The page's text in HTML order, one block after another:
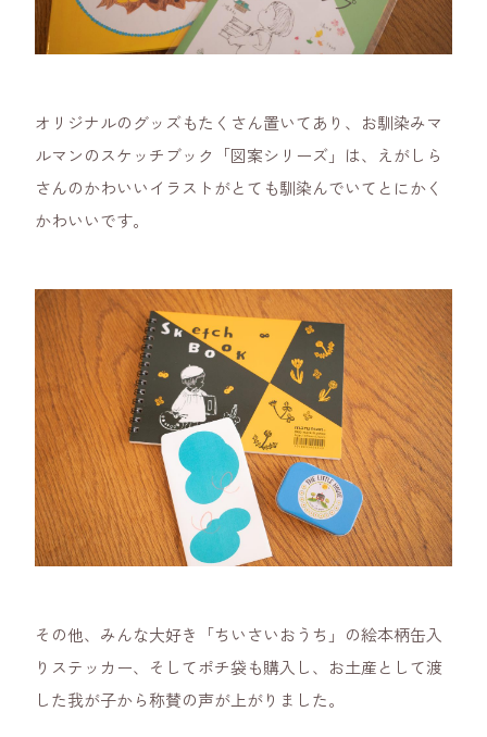
オリジナルのグッズもたくさん置いてあり、お馴染みマ
ルマンのスケッチブック「図案シリーズ」は、えがしら
さんのかわいいイラストがとても馴染んでいてとにかく
かわいいです。
その他、みんな大好き「ちいさいおうち」の絵本柄缶入
りステッカー、そしてポチ袋も購入し、お土産として渡
した我が子から称賛の声が上がりました。